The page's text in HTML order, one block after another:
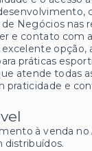
Negócios nas
e contato com
opção,
práticas
atende todas
praticidade e
à venda no
distribuídos.